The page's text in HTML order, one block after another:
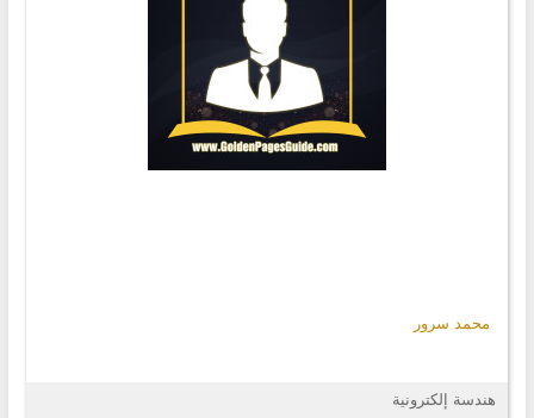
محمد سرور
هندسة إلكترونية